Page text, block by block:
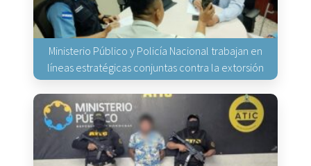
Ministerio Público y Policía Nacional trabajan en
líneas estratégicas conjuntas contra la extorsión